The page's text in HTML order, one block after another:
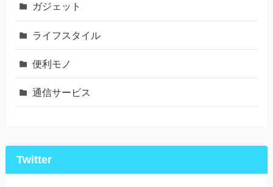
ガジェット
ライフスタイル
便利モノ
通信サービス
Twitter